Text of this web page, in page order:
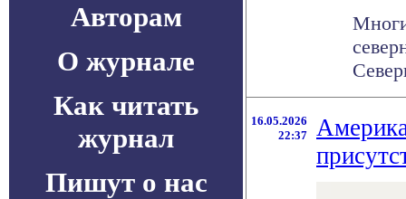
Авторам
О журнале
Как читать
журнал
Пишут о нас
16.05.2026
22:37